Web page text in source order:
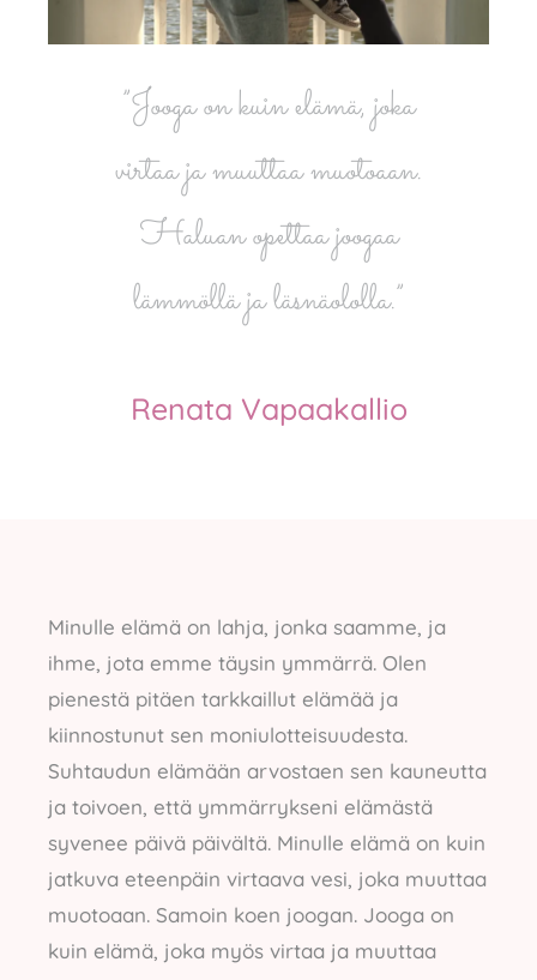
”Jooga on kuin elämä, joka
virtaa ja muuttaa muotoaan.
Haluan opettaa joogaa
lämmöllä ja läsnäololla.”
Renata Vapaakallio
Minulle elämä on lahja, jonka saamme, ja
ihme, jota emme täysin ymmärrä. Olen
pienestä pitäen tarkkaillut elämää ja
kiinnostunut sen moniulotteisuudesta.
Suhtaudun elämään arvostaen sen kauneutta
ja toivoen, että ymmärrykseni elämästä
syvenee päivä päivältä. Minulle elämä on kuin
jatkuva eteenpäin virtaava vesi, joka muuttaa
muotoaan. Samoin koen joogan. Jooga on
kuin elämä, joka myös virtaa ja muuttaa